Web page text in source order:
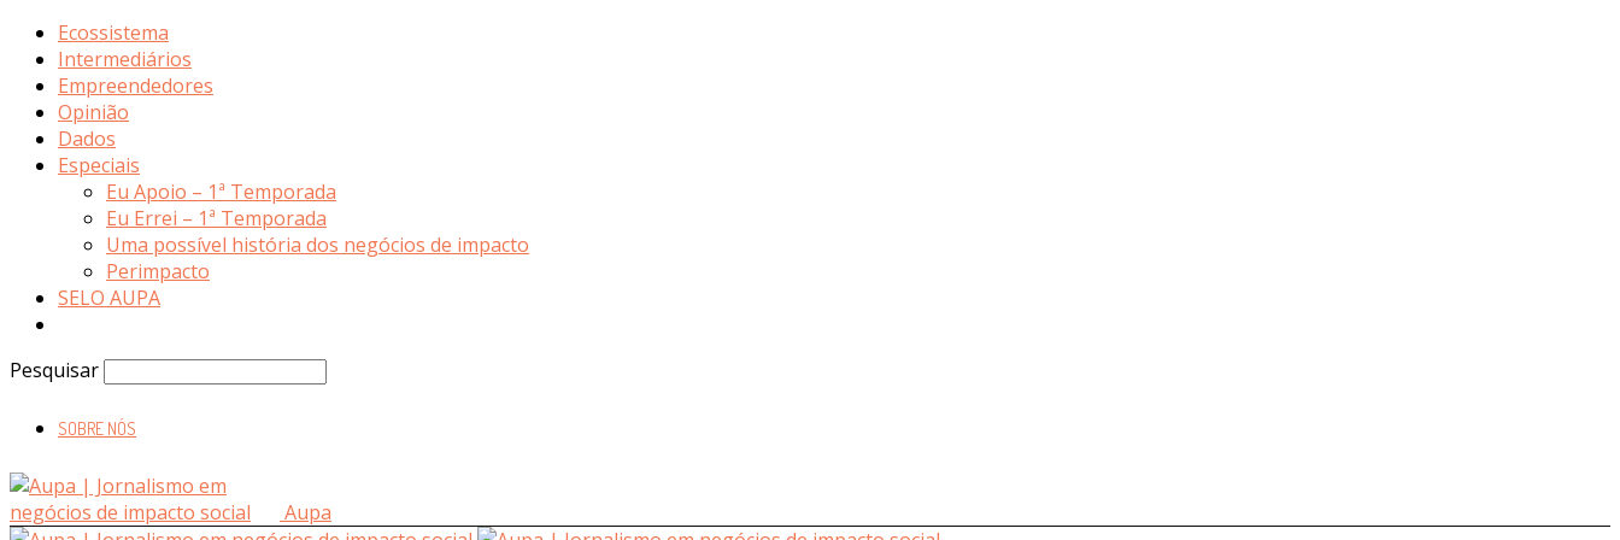
Ecossistema
Intermediários
Empreendedores
Opinião
Dados
Especiais
Eu Apoio – 1ª Temporada
Eu Errei – 1ª Temporada
Uma possível história dos negócios de impacto
Perimpacto
SELO AUPA
Pesquisar
SOBRE NÓS
Aupa